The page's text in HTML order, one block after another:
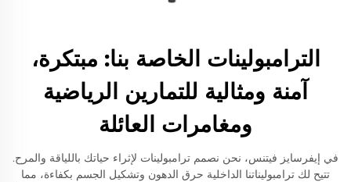
الترامبولينات الخاصة بنا: مبتكرة،
آمنة ومثالية للتمارين الرياضية
ومغامرات العائلة
في إيفرسايز فيتنس، نحن نصمم ترامبولينات لإثراء حياتك باللياقة والمرح.
تتيح لك ترامبوليناتنا الداخلية حرق الدهون وتشكيل الجسم بكفاءة، مما